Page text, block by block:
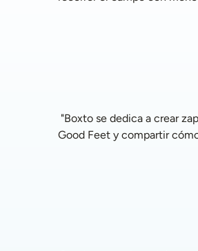
Good Feet y compartir